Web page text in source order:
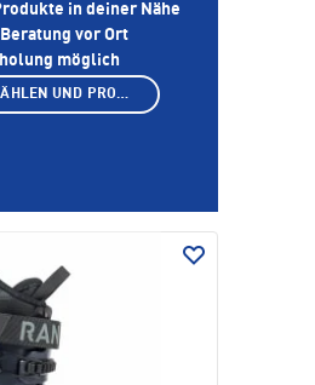
in deiner Nähe
vor Ort
möglich
SHOP AUSWÄHLEN UND PRODUKTE ANZEIGEN